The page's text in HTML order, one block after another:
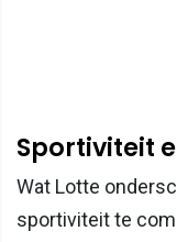
Sportiviteit
Wat Lotte
sportiviteit te